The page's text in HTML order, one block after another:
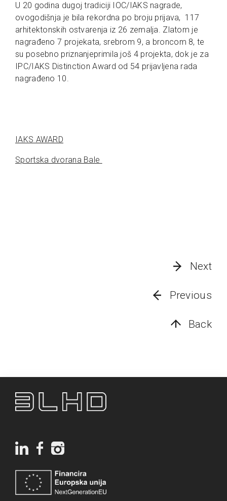
U 20 godina dugoj tradiciji IOC/IAKS nagrade,
ovogodišnja je bila rekordna po broju prijava, 117
arhitektonskih ostvarenja iz 26 zemalja. Zlatom je
nagrađeno 7 projekata, srebrom 9, a broncom 8, te
su posebno priznanjeprimila još 4 projekta, dok je za
IPC/IAKS Distinction Award od 54 prijavljena rada
nagrađeno 10.
IAKS AWARD
Sportska dvorana Bale
Next
Previous
Back